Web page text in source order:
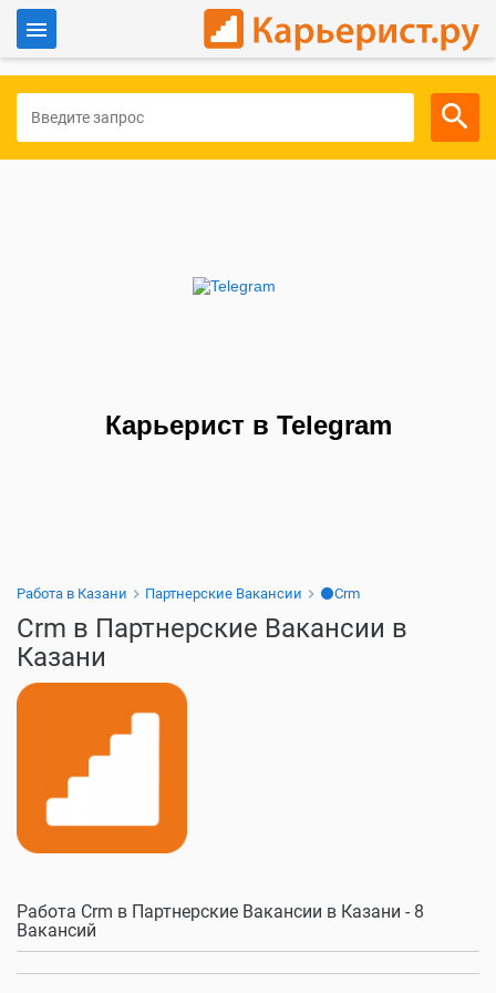
Для работодателей
Карьерист в Telegram
Работа в Казани Партнерские Вакансии ⚫Crm
Crm в Партнерские Вакансии в
Казани
Работа Crm в Партнерские Вакансии в Казани - 8
Вакансий